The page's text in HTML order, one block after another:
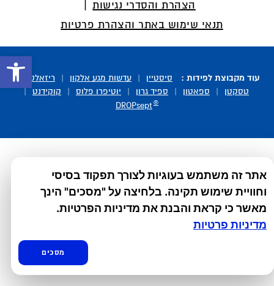
פתח
הצהרת והסדרי נגישות
תנאי שימוש באתר והצהרת פרטיות
אתר זה משתמש בעוגיות לצורך תפקוד בסיסי
וחוויית שימוש תקינה. בלחיצה על "מסכים" הינך
מאשר כי קראת והבנת את מדיניות הפרטיות.
מדיניות פרטיות
מסכים
עוד מקבוצת לפידות : סיסטיין עדשות מגע אלקון ריזאלטס
|
טסקטן
ספאטון ספיד גרון יוטיפרו פלוס קוקידנט
DROPsept ®